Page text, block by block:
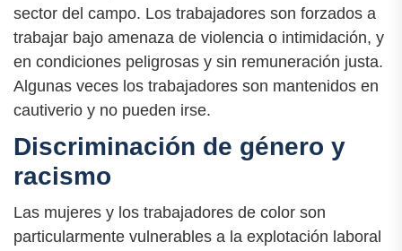
sector del campo. Los trabajadores son forzados a
trabajar bajo amenaza de violencia o intimidación, y
en condiciones peligrosas y sin remuneración justa.
Algunas veces los trabajadores son mantenidos en
cautiverio y no pueden irse.
Discriminación de género y
racismo
Las mujeres y los trabajadores de color son
particularmente vulnerables a la explotación laboral